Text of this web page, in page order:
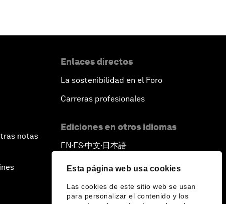
Esta página web usa cookies
Las cookies de este sitio web se usan
para personalizar el contenido y los
notas
Enlaces directos
La sostenibilidad en el Foro
Carreras profesionales
Ediciones en otros idiomas
EN ▪ES▪中文▪ 日本語